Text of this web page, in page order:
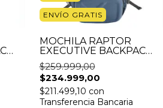
ENVÍO GRATIS
MOCHILA RAPTOR
EXECUTIVE BACKPACK
AZUL + GRIPS DE
SILICONA Y CANDADO
GRATIS
$259.999,00
$234.999,00
$211.499,10 con
Transferencia Bancaria